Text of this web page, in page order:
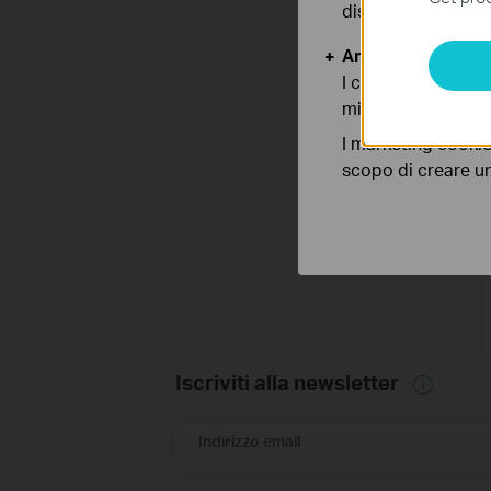
Iscriviti alla newsletter
Indirizzo email
disattivati nel tuo
Analytics e
I cookies analitici
migliorarne le
I marketing
scopo di creare